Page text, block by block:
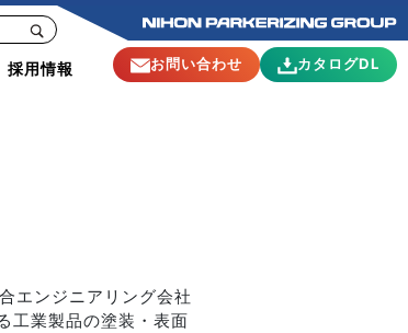
採用情報 お問い合わせ カタログDL
エンジニアリング会社
工業製品の塗装・表面